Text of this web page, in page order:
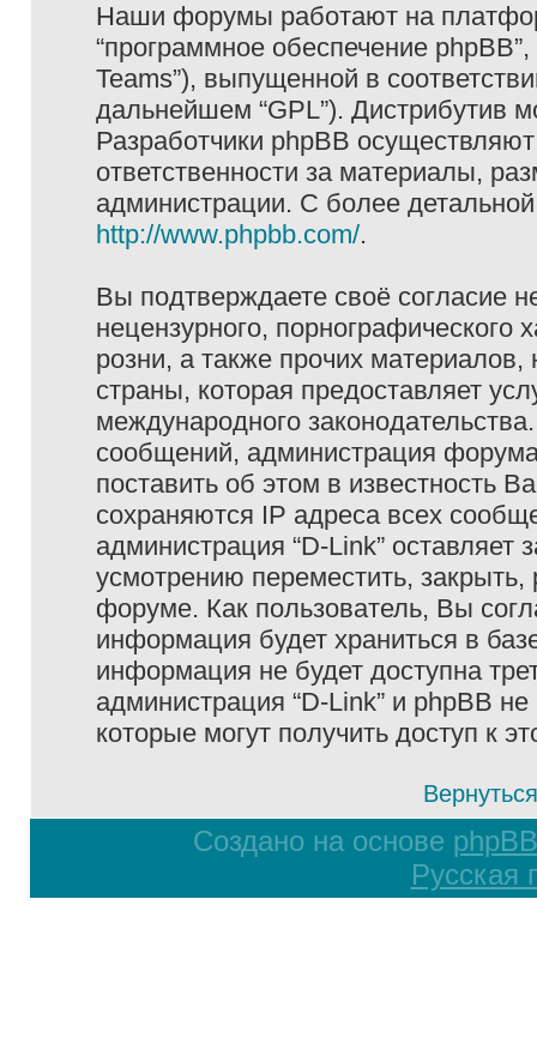
Наши форумы работают на
“программное обеспечение
Teams”), выпущенной в
дальнейшем “GPL”). Дистрибутив
Разработчики phpBB
ответственности за материалы,
администрации. С более
http://www.phpbb.com/.
Вы подтверждаете своё согласие
нецензурного, порнографического
розни, а также прочих
страны, которая предоставляет
международного
сообщений, администрация
поставить об этом в известность
сохраняются IP адреса всех
администрация “D-Link”
усмотрению переместить,
форуме. Как пользователь, Вы
информация будет храниться в
информация не будет доступна
администрация “D-Link” и phpBB
которые могут получить доступ к
Создано на основе phpBB
Русская